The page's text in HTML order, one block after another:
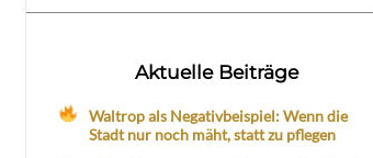
Aktuelle Beiträge
Waltrop als Negativbeispiel: Wenn die
Stadt nur noch mäht, statt zu pflegen